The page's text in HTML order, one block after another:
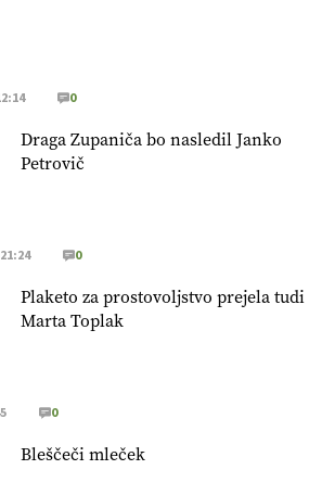
t.co/qmMX2yevum @EUAgri #IMCAP
] Mulčer
J7RkeaYpYu @EUAgri #IMCAP #CAP
] Zdravje rastlin je ključno za
okolje in kakovost življenja. VEČ
@EUAgri #IMCAP #CAP
0
Draga Zupaniča bo nasledil Janko
Petrovič
0
Plaketo za prostovoljstvo prejela tudi
Marta Toplak
0
Bleščeči mleček